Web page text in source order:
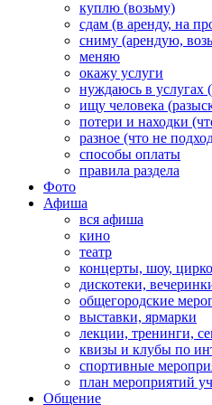
куплю (возьму)
сдам (в аренду, на
сниму (арендую,
меняю
окажу услуги
нуждаюсь в услугах
ищу человека
потери и находки
разное (что не
способы оплаты
правила раздела
Фото
Афиша
вся афиша
кино
театр
концерты, шоу,
дискотеки,
общегородские
выставки, ярмарки
лекции, тренинги,
квизы и клубы по
спортивные
план мероприятий
Общение